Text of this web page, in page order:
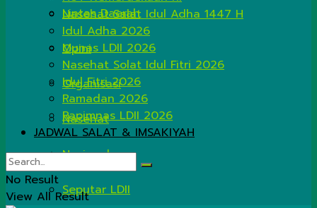
Lintas Daerah
Opini
Organisasi
Nasehat
Nasional
Seputar LDII
Nasehat Salat Idul Adha 1447 H
Idul Adha 2026
Munas LDII 2026
Nasehat Solat Idul Fitri 2026
Idul Fitri 2026
Ramadan 2026
Rapimnas LDII 2026
JADWAL SALAT & IMSAKIYAH
No Result
View All Result